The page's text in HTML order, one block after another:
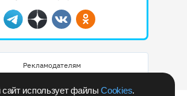
использует файлыCookies.
Telegram
ДзенВконтактеОдноклассники
Рекламодателям